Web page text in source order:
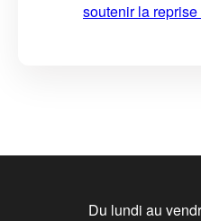
soutenir la
Du lundi au